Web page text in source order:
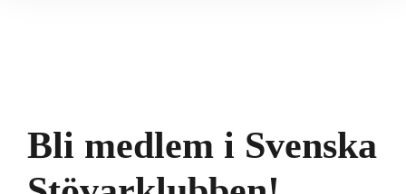
Bli medlem i Svenska